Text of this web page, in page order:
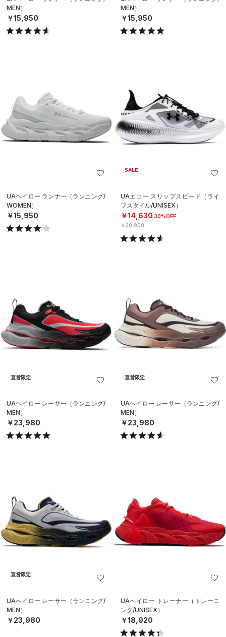
MEN）
￥15,950
MEN）
￥15,950
UAヘイロー ランナー（ランニング/
WOMEN）
￥15,950
SALE
UAエコー スリップスピード（ライ
フスタイル/UNISEX）
￥14,630 30%OFF
￥20,900
直営限定
UAヘイロー レーサー（ランニング/
MEN）
￥23,980
直営限定
UAヘイロー レーサー（ランニング/
MEN）
￥23,980
直営限定
UAヘイロー レーサー（ランニング/
MEN）
￥23,980
UAヘイロー トレーナー（トレーニ
ング/UNISEX）
￥18,920